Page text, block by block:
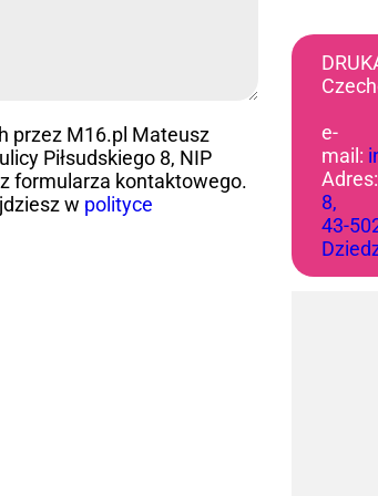
przez M16.pl Mateusz
Piłsudskiego 8, NIP
formularza kontaktowego.
w polityce
e-
mail:
Adres:
8,
43-